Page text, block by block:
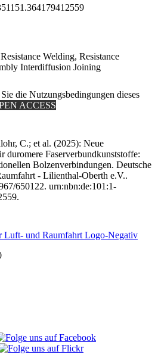
Welding, Resistance
Interdiffusion Joining
die Nutzungsbedingungen dieses
ACCESS
C.; et al. (2025): Neue
duromere Faserverbundkunststoffe:
Bolzenverbindungen. Deutsche
- Lilienthal-Oberth e.V..
650122. urn:nbn:de:101:1-